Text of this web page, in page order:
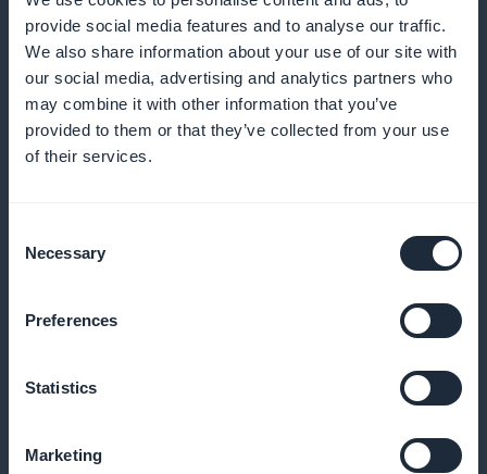
provide social media features and to analyse our traffic.
We also share information about your use of our site with
our social media, advertising and analytics partners who
may combine it with other information that you’ve
provided to them or that they’ve collected from your use
of their services.
Selection
Necessary
Preferences
Statistics
Marketing
Produktblatt oder der Liste, um direkt auf den Punkt
zu kommen
Informieren Sie Ihre Abonnenten, wenn ein neues
Gezielte Rabatte auf der Grundlage von